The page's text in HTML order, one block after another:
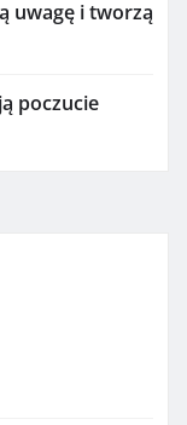
uwagę i tworzą
poczucie